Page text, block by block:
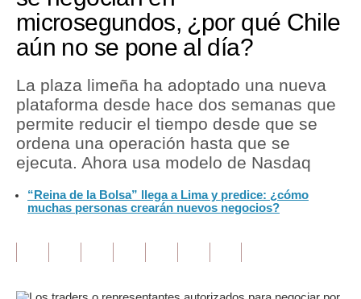
Política
Tu Dinero
Finanzas Personales
Inmobiliarias
Plus G
Editorial
Pregunta de hoy
microsegundos, ¿por qué Chile
aún no se pone al día?
La plaza limeña ha adoptado una nueva
plataforma desde hace dos semanas que
permite reducir el tiempo desde que se
ordena una operación hasta que se
ejecuta. Ahora usa modelo de Nasdaq
“Reina de la Bolsa” llega a Lima y predice: ¿cómo
muchas personas crearán nuevos negocios?